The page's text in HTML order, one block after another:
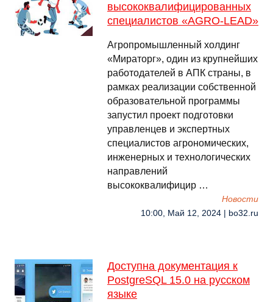
высококвалифицированных
специалистов «AGRO-LEAD»
Агропромышленный холдинг
«Мираторг», один из крупнейших
работодателей в АПК страны, в
рамках реализации собственной
образовательной программы
запустил проект подготовки
управленцев и экспертных
специалистов агрономических,
инженерных и технологических
направлений
высококвалифицир …
Новости
10:00, Май 12, 2024 | bo32.ru
Доступна документация к
PostgreSQL 15.0 на русском
языке